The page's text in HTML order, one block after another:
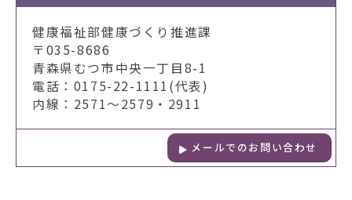
健康福祉部健康づくり推進課
〒035-8686
青森県むつ市中央一丁目8-1
電話：0175-22-1111(代表)
内線：2571～2579・2911
メールでのお問い合わせ